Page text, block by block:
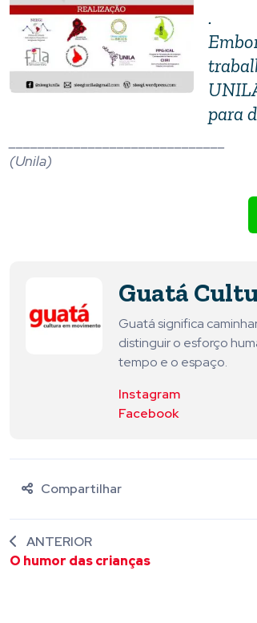
.
para
(Unila)
Guatá
Guatá significa
distinguir o esforço
tempo e o espaço.
Instagram
Facebook
Compartilhar
ANTERIOR
O humor das crianças